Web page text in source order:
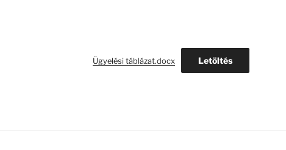
Ügyelési táblázat.docx Letöltés